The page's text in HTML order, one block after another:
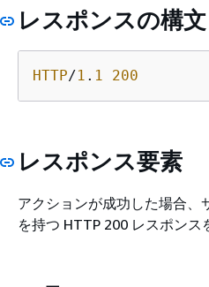
レスポンスの構文
HTTP/1 . 1 200
レスポンス要素
アクションが成功した場合、
を持つ HTTP 200 レスポンス